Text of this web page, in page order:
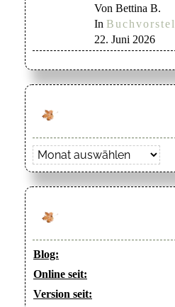
Von Bettina B.
In
22. Juni 2026
Archiv
Blog:
Online seit:
Version seit: